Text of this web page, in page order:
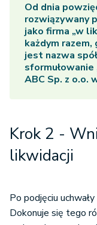
Od dnia
rozwiązywany
jako firma „w
każdym
jest nazwa
sformułowanie
ABC Sp. z o.o.
Krok 2 -
likwidacji
Po podjęciu
Dokonuje się tego